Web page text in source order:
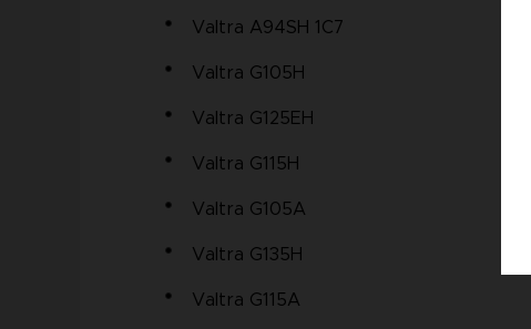
Valtra A94SH 1C7
Valtra G105H
Valtra G125EH
Valtra G115H
Valtra G105A
Valtra G135H
Valtra G115A